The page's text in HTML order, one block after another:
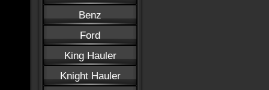
Benz
Ford
King Hauler
Knight Hauler